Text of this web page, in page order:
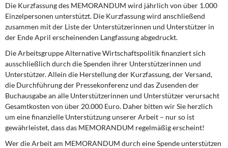
DIE LINKE
Weitere Themen
Memo-Gruppe
Institut Solidarische Moderne
Rosa-Luxemburg-Stiftung
Über mich
Die Kurzfassung des MEMORANDUM wird jährlich von über 1.000
Einzelpersonen unterstützt. Die Kurzfassung wird anschließend
zusammen mit der Liste der Unterstützerinnen und Unterstützer in
der Ende April erscheinenden Langfassung abgedruckt.
Die Arbeitsgruppe Alternative Wirtschaftspolitik finanziert sich
ausschließlich durch die Spenden ihrer Unterstützerinnen und
Unterstützer. Allein die Herstellung der Kurzfassung, der Versand,
die Durchführung der Pressekonferenz und das Zusenden der
Buchausgabe an alle Unterstützerinnen und Unterstützer verursacht
Gesamtkosten von über 20.000 Euro. Daher bitten wir Sie herzlich
um eine finanzielle Unterstützung unserer Arbeit – nur so ist
gewährleistet, dass das MEMORANDUM regelmäßig erscheint!
Wer die Arbeit am MEMORANDUM durch eine Spende unterstützen